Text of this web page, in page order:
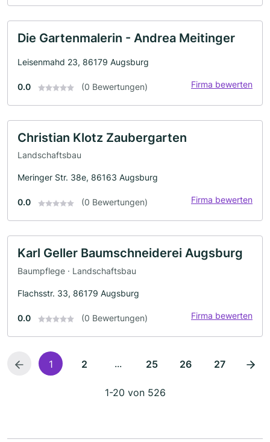
Die Gartenmalerin - Andrea Meitinger
Leisenmahd 23, 86179 Augsburg
0.0 (0 Bewertungen) Firma bewerten
Christian Klotz Zaubergarten
Landschaftsbau
Meringer Str. 38e, 86163 Augsburg
0.0 (0 Bewertungen) Firma bewerten
Karl Geller Baumschneiderei Augsburg
Baumpflege · Landschaftsbau
Flachsstr. 33, 86179 Augsburg
0.0 (0 Bewertungen) Firma bewerten
1 2 ... 25 26 27
1-20 von 526